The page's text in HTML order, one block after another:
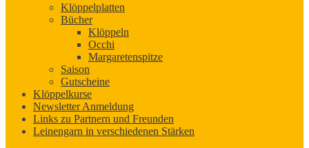
Klöppelplatten
Bücher
Klöppeln
Occhi
Margaretenspitze
Saison
Gutscheine
Klöppelkurse
Newsletter Anmeldung
Links zu Partnern und Freunden
Leinengarn in verschiedenen Stärken